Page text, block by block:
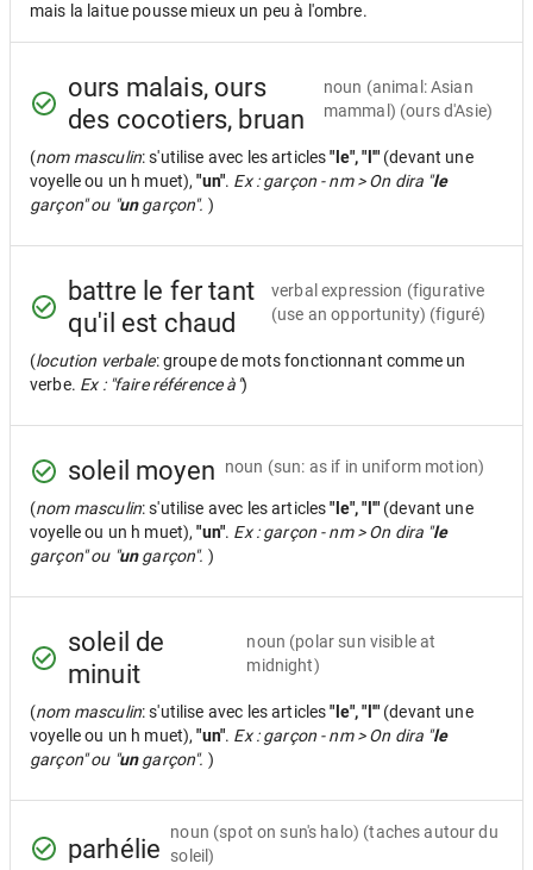
mais la laitue pousse mieux un peu à l'ombre.
ours malais, ours
des cocotiers, bruan
noun (animal: Asian
mammal) (ours d'Asie)
(nom masculin: s'utilise avec les articles"le", "l'" (devant une
voyelle ou un h muet),"un". Ex : garçon - nm > On dira "le
garçon" ou "ungarçon". )
battre le fer tant
qu'il est chaud
verbal expression (figurative
(use an opportunity) (figuré)
(locution verbale: groupe de mots fonctionnant comme un
verbe. Ex : "faire référence à")
soleil moyen noun (sun: as if in uniform motion)
(nom masculin: s'utilise avec les articles"le", "l'" (devant une
voyelle ou un h muet),"un". Ex : garçon - nm > On dira "le
garçon" ou "ungarçon". )
soleil de
minuit
noun (polar sun visible at
midnight)
(nom masculin: s'utilise avec les articles"le", "l'" (devant une
voyelle ou un h muet),"un". Ex : garçon - nm > On dira "le
garçon" ou "ungarçon". )
parhélie
noun (spot on sun's halo) (taches autour du
soleil)